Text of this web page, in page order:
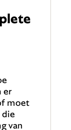
er
moet
die
van